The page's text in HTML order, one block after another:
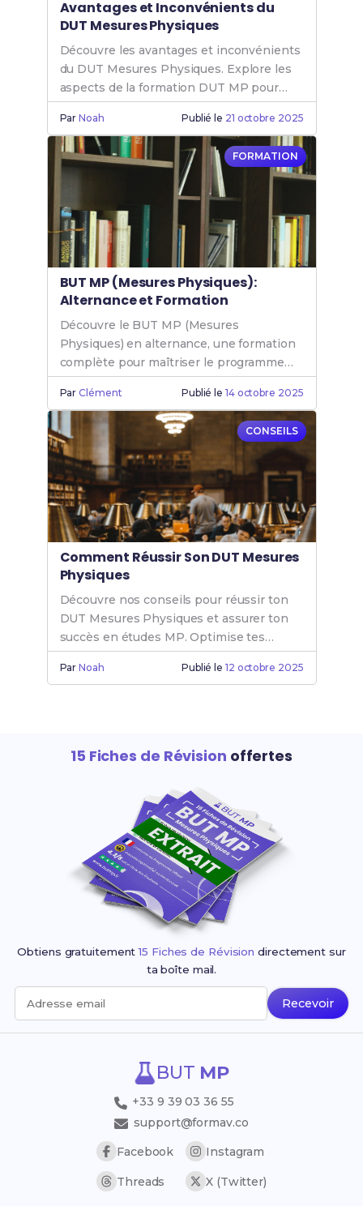
Avantages et Inconvénients du
DUT Mesures Physiques
Découvre les avantages et inconvénients
du DUT Mesures Physiques. Explore les
aspects de la formation DUT MP pour
mieux t'orienter dans ton choix d'études.
ParNoah Publié le 21 octobre 2025
FORMATION
BUT MP (Mesures Physiques):
Alternance et Formation
Découvre le BUT MP (Mesures
Physiques) en alternance, une formation
complète pour maîtriser le programme
Mesure Physique et booster ta carrière.
ParClément Publié le 14 octobre 2025
CONSEILS
Comment Réussir Son DUT Mesures
Physiques
Découvre nos conseils pour réussir ton
DUT Mesures Physiques et assurer ton
succès en études MP. Optimise tes
chances de réussite en Mesure Physique
dès maintenant.
ParNoah Publié le 12 octobre 2025
15 Fiches de Révision offertes
Obtiens gratuitement15 Fiches de Révision directement sur
ta boîte mail.
Adresse email Recevoir
BUT MP
+33 9 39 03 36 55
support@formav.co
Facebook
Instagram
Threads X (Twitter)